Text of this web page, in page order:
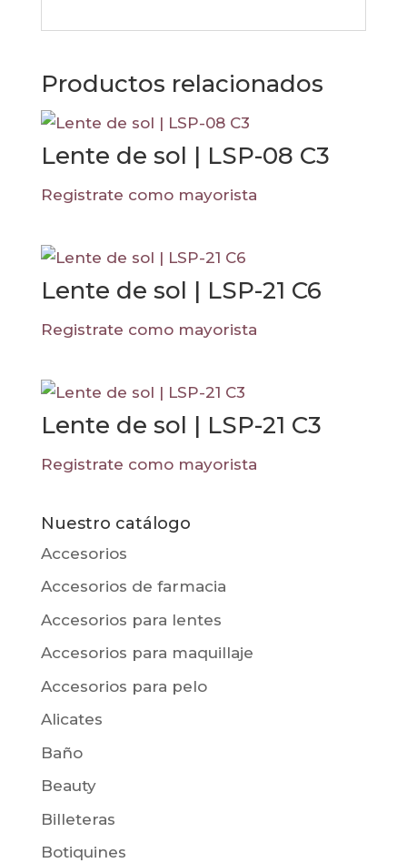
Productos relacionados
Lente de sol | LSP-08 C3
Registrate como mayorista
Lente de sol | LSP-21 C6
Registrate como mayorista
Lente de sol | LSP-21 C3
Registrate como mayorista
Nuestro catálogo
Accesorios
Accesorios de farmacia
Accesorios para lentes
Accesorios para maquillaje
Accesorios para pelo
Alicates
Baño
Beauty
Billeteras
Botiquines